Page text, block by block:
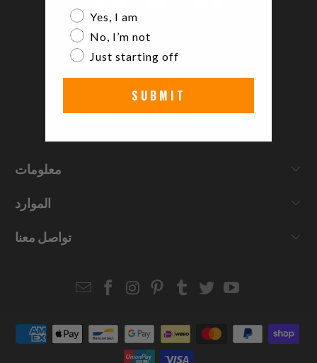
معلومات
الموارد
تواصل معنا
EmailStrapcode
Facebook
Strapcode
Instagram
Strapcode
Pinterest
Strapcode
Tumblr
Strapcode
TwitterYouTube
Are you a watch collector?
Yes, I am
No, I’m not
Just starting off
SUBMIT